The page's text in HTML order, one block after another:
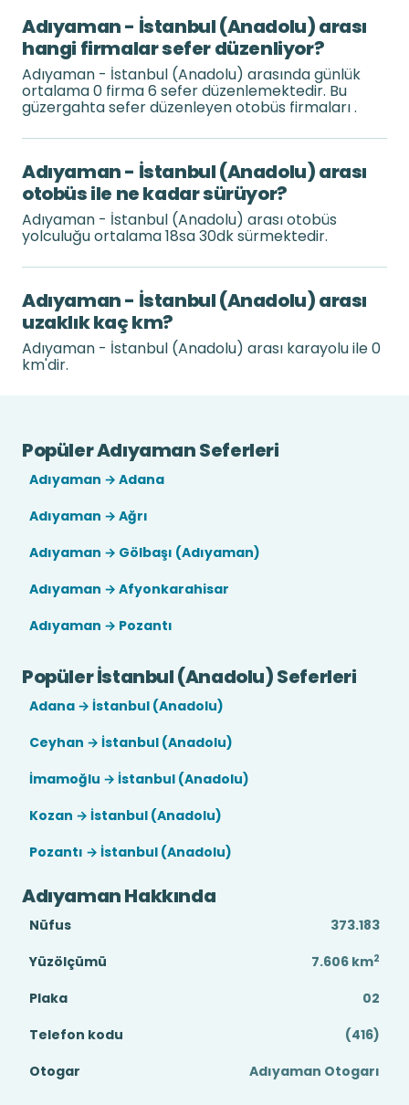
Adıyaman - İstanbul (Anadolu) arası
hangi firmalar sefer düzenliyor?
Adıyaman - İstanbul (Anadolu) arasında günlük
ortalama 0 firma 6 sefer düzenlemektedir. Bu
güzergahta sefer düzenleyen otobüs firmaları .
Adıyaman - İstanbul (Anadolu) arası
otobüs ile ne kadar sürüyor?
Adıyaman - İstanbul (Anadolu) arası otobüs
yolculuğu ortalama 18sa 30dk sürmektedir.
Adıyaman - İstanbul (Anadolu) arası
uzaklık kaç km?
Adıyaman - İstanbul (Anadolu) arası karayolu ile 0
km'dir.
Popüler Adıyaman Seferleri
Adıyaman → Adana
Adıyaman → Ağrı
Adıyaman → Gölbaşı (Adıyaman)
Adıyaman → Afyonkarahisar
Adıyaman → Pozantı
Popüler İstanbul (Anadolu) Seferleri
Adana → İstanbul (Anadolu)
Ceyhan → İstanbul (Anadolu)
İmamoğlu → İstanbul (Anadolu)
Kozan → İstanbul (Anadolu)
Pozantı → İstanbul (Anadolu)
Adıyaman Hakkında
Nüfus
373.183
Yüzölçümü
7.606 km2
Plaka
02
Telefon kodu
(416)
Otogar
Adıyaman Otogarı